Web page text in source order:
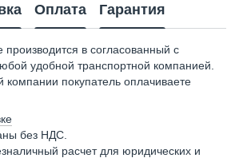
Оплата Гарантия
производится в согласованный с
удобной транспортной компанией.
компании покупатель оплачиваете
без НДС.
расчет для юридических и